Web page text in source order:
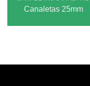
Canaletas 25mm